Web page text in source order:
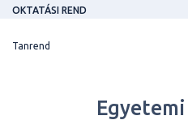
OKTATÁSI REND
Tanrend